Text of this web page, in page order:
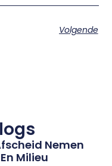
Volgende
Nemen
Milieu